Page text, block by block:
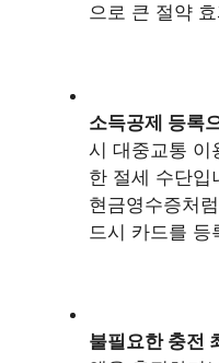
으로 큰 절약
소득공제 등록
시 대중교통 이
한 절세 수단입
현금영수증처
드시 카드를
불필요한 충전